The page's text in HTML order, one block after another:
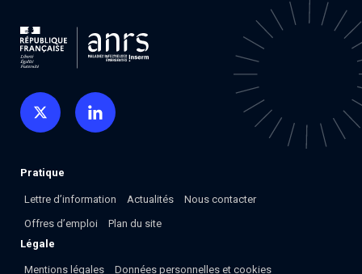
Pratique
Lettre d’information Actualités
Nous contacter
Offres d’emploi
Plan du site
Légale
Mentions légales Données personnelles et cookies